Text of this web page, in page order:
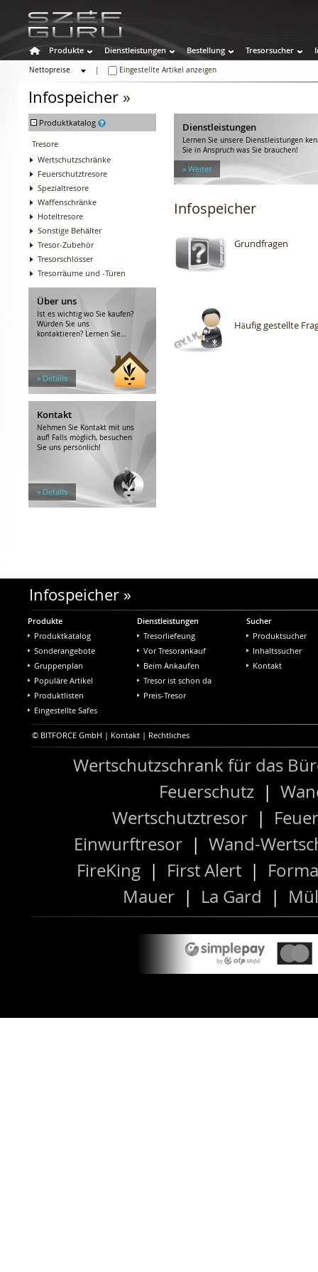
Produkte Dienstleistungen Bestellung Tresorsucher
Nettopreise
Eingestellte Artikel anzeigen
Infospeicher »
- Produktkatalog
Tresore
Wertschutzschränke
Feuerschutztresore
Spezialtresore
Waffenschränke
Hoteltresore
Sonstige Behälter
Tresor-Zubehör
Tresorschlösser
Tresorräume und -Türen
Über uns
Ist es wichtig wo Sie kaufen?
Würden Sie uns
kontaktieren? Lernen Sie...
» Details
Kontakt
Nehmen Sie Kontakt mit uns
auf! Falls möglich, besuchen
Sie uns persönlich!
» Details
Dienstleistungen
Lernen Sie unsere Dienstleistungen
Sie in Anspruch was Sie brauchen!
» Weiter
Infospeicher
Grundfragen
Häufig gestellte
Infospeicher»
Produkte
Produktkatalog
Sonderangebote
Gruppenplan
Populäre Artikel
Produktlisten
Eingestellte Safes
Dienstleistungen
Tresorliefeung
Vor Tresorankauf
Beim Ankaufen
Tresor ist schon da
Preis-Tresor
Sucher
Produktsucher
Inhaltssucher
Kontakt
© BITFORCE GmbH | Kontakt | Rechtliches
Wertschutzschrank für das
Feuerschutz |
Wertschutztresor|
Einwurftresor| Wand-
FireKing | First Alert |
Mauer | La Gard |